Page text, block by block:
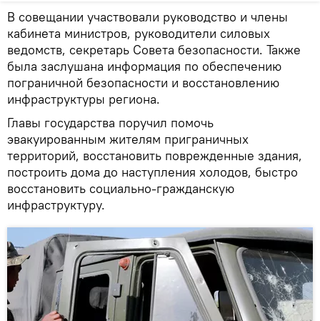
В совещании участвовали руководство и члены
кабинета министров, руководители силовых
ведомств, секретарь Совета безопасности. Также
была заслушана информация по обеспечению
пограничной безопасности и восстановлению
инфраструктуры региона.
Главы государства поручил помочь
эвакуированным жителям приграничных
территорий, восстановить поврежденные здания,
построить дома до наступления холодов, быстро
восстановить социально-гражданскую
инфраструктуру.